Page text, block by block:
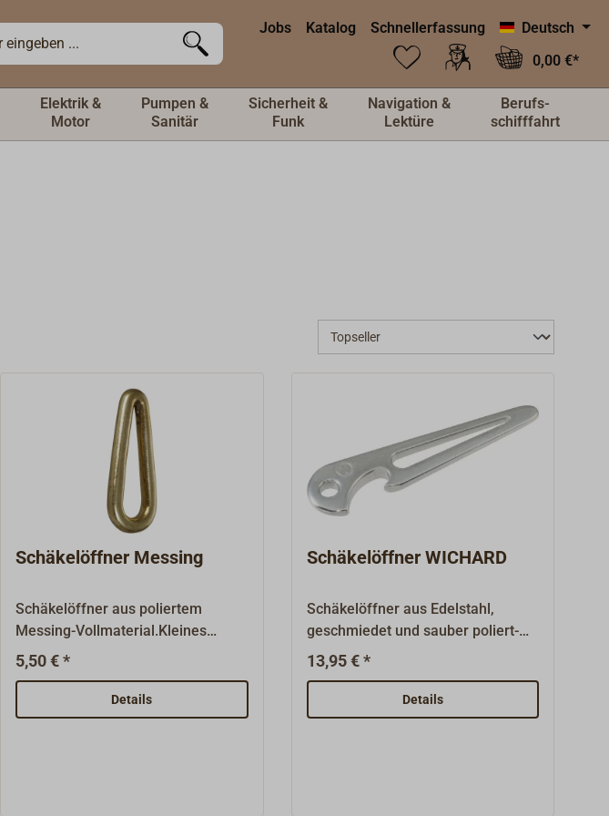
Jobs Katalog Schnellerfassung
Deutsch
0,00 €*
Elektrik &
Motor
Pumpen &
Sanitär
Sicherheit &
Funk
Navigation &
Lektüre
Berufs-
schifffahrt
Schäkelöffner Messing
Schäkelöffner aus poliertem
Messing-Vollmaterial.Kleines
hilfreiches Werkzeug, das auf
keinem Boot und in keiner
Hosentasche fehlen sollte.
5,50 € *
Details
Schäkelöffner WICHARD
Schäkelöffner aus Edelstahl,
geschmiedet und sauber poliert-
auch ein kleiner Handschmeichler
mit Kapselheber. Kleines
hilfreiches Werkzeug des
renommierten französischen
13,95 € *
Details